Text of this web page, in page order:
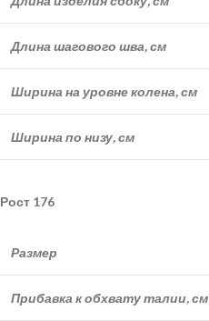
Длина шагового шва, см
Ширина на уровне колена, см
Ширина по низу, см
Рост 176
Размер
Прибавка к обхвату талии, см